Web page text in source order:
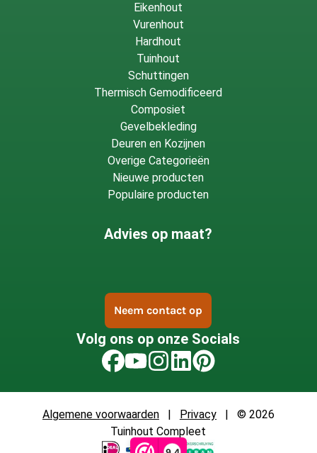
Eikenhout
Vurenhout
Hardhout
Tuinhout
Schuttingen
Thermisch Gemodificeerd
Composiet
Gevelbekleding
Deuren en Kozijnen
Overige Categorieën
Nieuwe producten
Populaire producten
Advies op maat?
Neem contact op
Volg ons op onze Socials
Algemene voorwaarden| Privacy| © 2026
Tuinhout Compleet